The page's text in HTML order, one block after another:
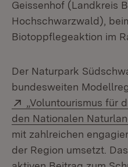
Geissenhof (Landkreis
Hochschwarzwald),
Biotoppflegeaktion im
Der Naturpark
bundesweiten
Extern:
„Voluntourismus für
den Nationalen
mit zahlreichen
der Region umsetzt.